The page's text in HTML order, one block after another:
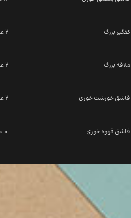
کفگیر بزرگ 2 عدد
ملاقه بزرگ 2 عدد
قاشق خورشت خوری 2 عدد
قاشق قهوه خوری 0 عدد